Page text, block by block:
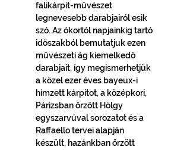
falikárpit-művészet
legnevesebb darabjairól esik
szó. Az ókortól napjainkig tartó
időszakból bemutatjuk ezen
művészeti ág kiemelkedő
darabjait, így megismerhetjük
a közel ezer éves bayeux-i
hímzett kárpitot, a középkori,
Párizsban őrzött Hölgy
egyszarvúval sorozatot és a
Raffaello tervei alapján
készült, hazánkban őrzött